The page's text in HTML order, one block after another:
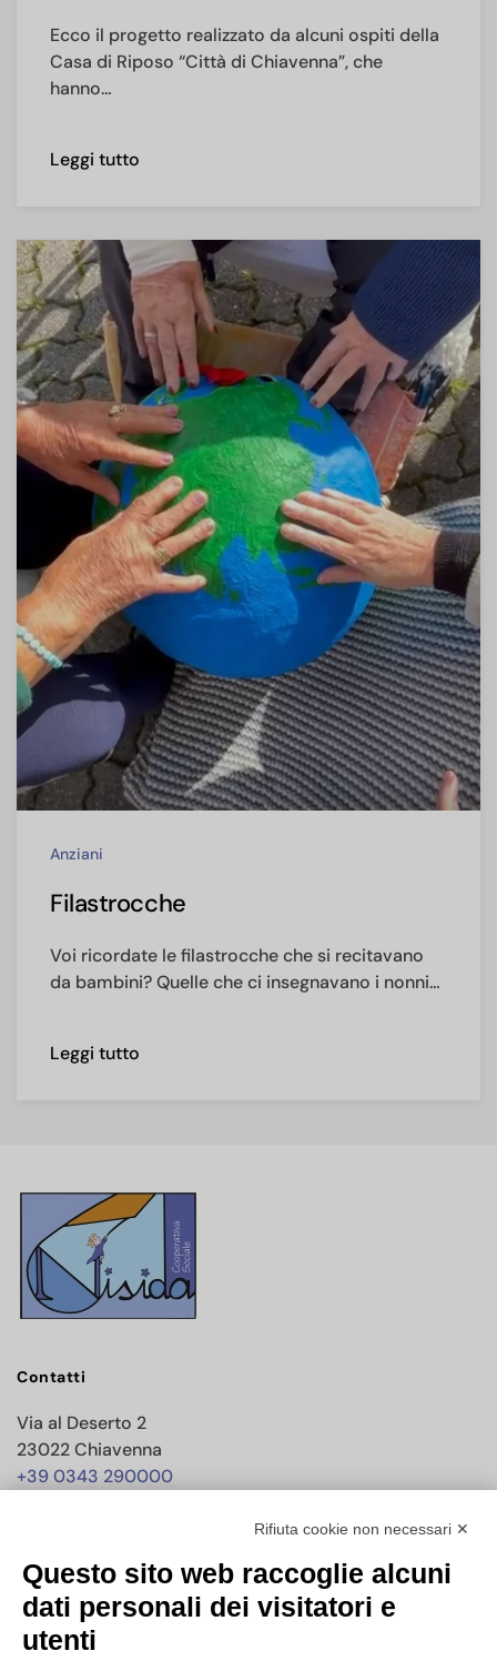
Ecco il progetto realizzato da alcuni ospiti della
Casa di Riposo “Città di Chiavenna”, che
hanno…
Leggi tutto
Anziani
Filastrocche
Voi ricordate le filastrocche che si recitavano
da bambini? Quelle che ci insegnavano i nonni…
Leggi tutto
Contatti
Via al Deserto 2
23022 Chiavenna
+39 0343 290000
Dati societari
C.F./P.IVA 00619150147
Rifiuta cookie non necessari ✕
Questo sito web raccoglie alcuni
dati personali dei visitatori e
utenti